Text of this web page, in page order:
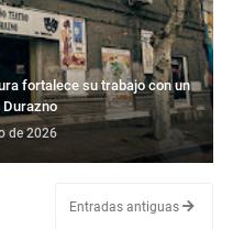
fortalece su trabajo con un
de 2026
Entradas antiguas